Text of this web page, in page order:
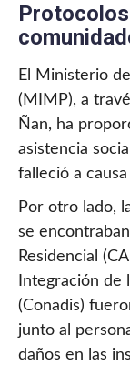
El Ministerio
(MIMP), a
Ñan, ha
asistencia
falleció a
Por otro lado,
se
Residencial
Integración de
(Conadis)
junto al
daños en las